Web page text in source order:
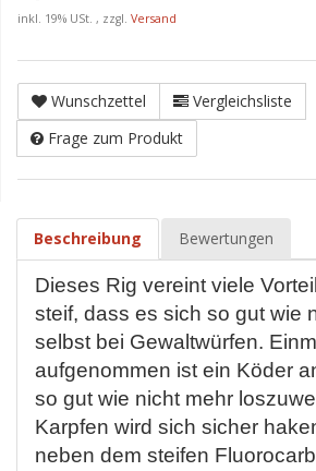
inkl. 19% USt. , zzgl. Versand
Wunschzettel
Vergleichsliste
Frage zum Produkt
Beschreibung Bewertungen
Dieses Rig vereint viele
steif, dass es sich so gut wie
selbst bei Gewaltwürfen.
aufgenommen ist ein Köder
so gut wie nicht mehr
Karpfen wird sich sicher
neben dem steifen